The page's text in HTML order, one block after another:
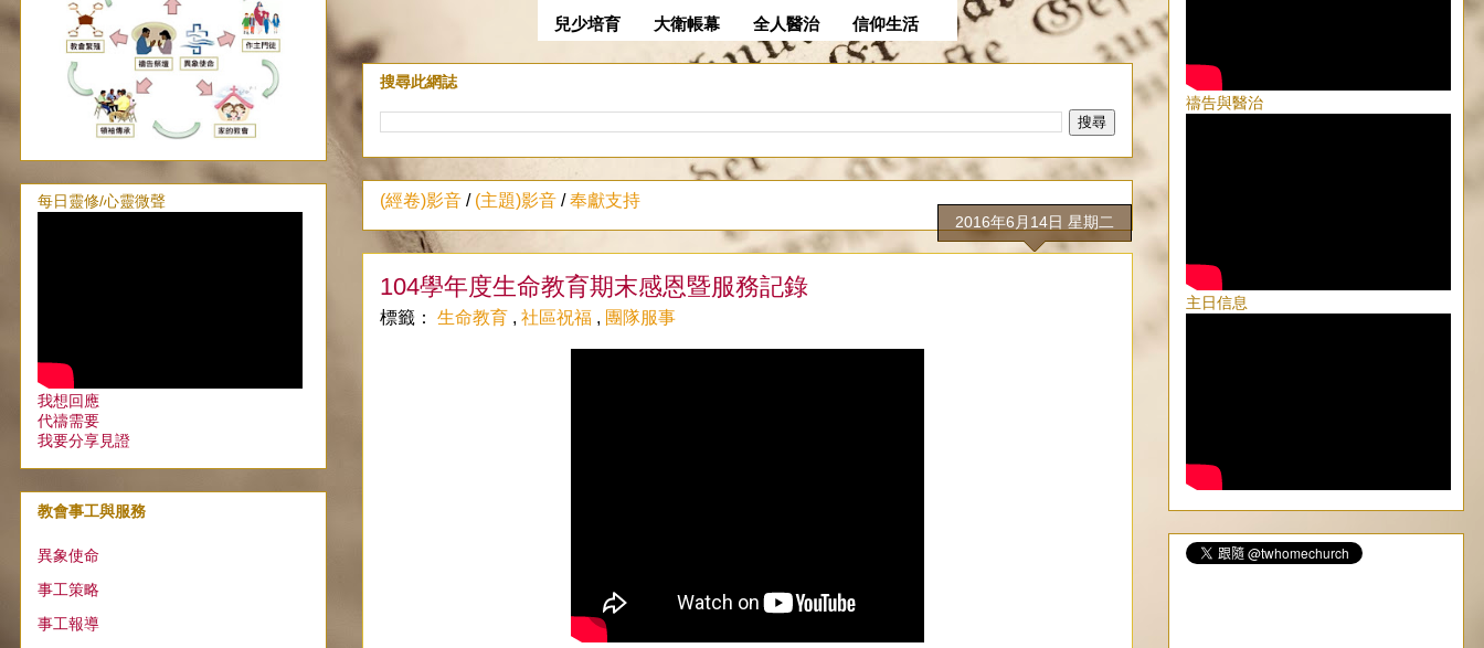
兒少培育 大衛帳幕 全人醫治 信仰生活
搜尋此網誌
(經卷)影音 / (主題)影音 /奉獻支持
2016年6月14日 星期二
104學年度生命教育期末感恩暨服務記錄
標籤： 生命教育 , 社區祝福 , 團隊服事
每日靈修/心靈微聲
我想回應
代禱需要
我要分享見證
教會事工與服務
異象使命
事工策略
事工報導
禱告與醫治
主日信息